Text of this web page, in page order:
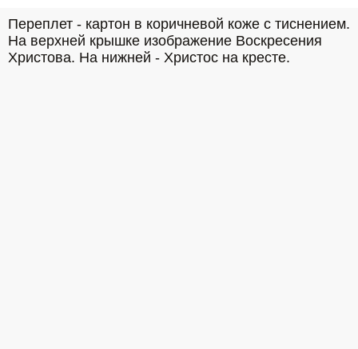
Переплет - картон в коричневой коже с тиснением.
На верхней крышке изображение Воскресения
Христова. На нижней - Христос на кресте.